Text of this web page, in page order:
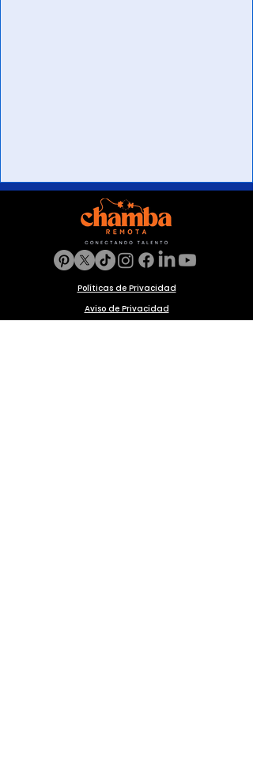
Políticas de Privacidad
Aviso de Privacidad